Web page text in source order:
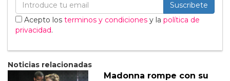
Suscribete
Acepto los terminos y condiciones y la política de
privacidad.
Noticias relacionadas
Madonna rompe con su